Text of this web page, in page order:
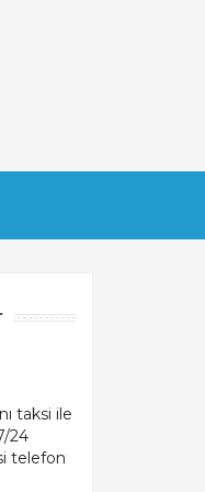
taksi ile
24
telefon